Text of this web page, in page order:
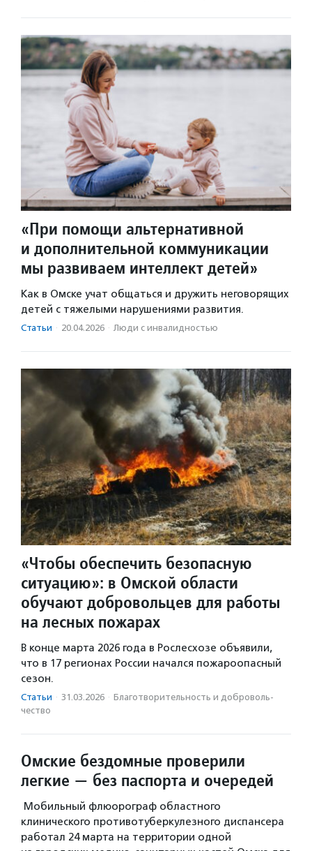
«При помощи альтернативной
и дополнительной коммуникации
мы развиваем интеллект детей»
Как в Омске учат общаться и дружить неговорящих
детей с тяжелыми нарушениями развития.
Статьи · 20.04.2026 · Люди с инвалидностью
«Чтобы обеспечить безопасную
ситуацию»: в Омской области
обучают добровольцев для работы
на лесных пожарах
В конце марта 2026 года в Рослесхозе объявили,
что в 17 регионах России начался пожароопасный
сезон.
Статьи · 31.03.2026 · Благотвори­тель­ность и доброволь­
чест­во
Омские бездомные проверили
легкие — без паспорта и очередей
Мобильный флюорограф областного
клинического противотуберкулезного диспансера
работал 24 марта на территории одной